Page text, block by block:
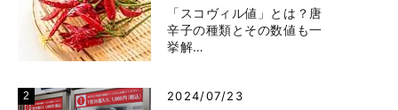
「スコヴィル値」とは？唐
辛子の種類とその数値も一
挙解…
2024/07/23